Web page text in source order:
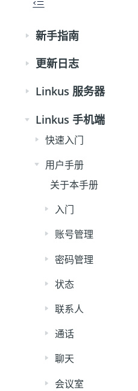
新手指南
更新日志
Linkus 服务器
Linkus 手机端
快速入门
用户手册
关于本手册
入门
账号管理
密码管理
状态
联系人
通话
聊天
会议室